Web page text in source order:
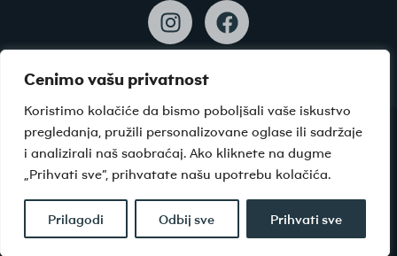
Cenimo vašu privatnost
Koristimo kolačiće da bismo poboljšali vaše iskustvo
pregledanja, pružili personalizovane oglase ili sadržaje
i analizirali naš saobraćaj. Ako kliknete na dugme
„Prihvati sve”, prihvatate našu upotrebu kolačića.
Prilagodi Odbij sve Prihvati sve
© TISI 2026. Sva prava zadržana.
Uslovi korišćenja
Politika privatnosti
Podešavanje kolačića